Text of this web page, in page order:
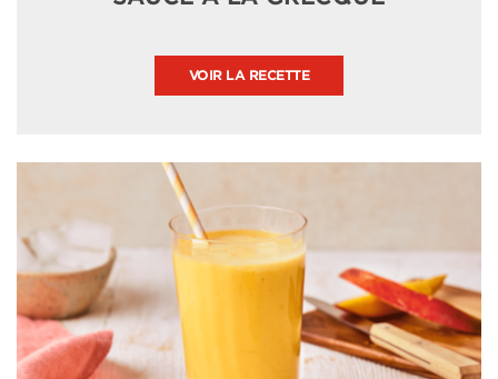
VOIR LA RECETTE